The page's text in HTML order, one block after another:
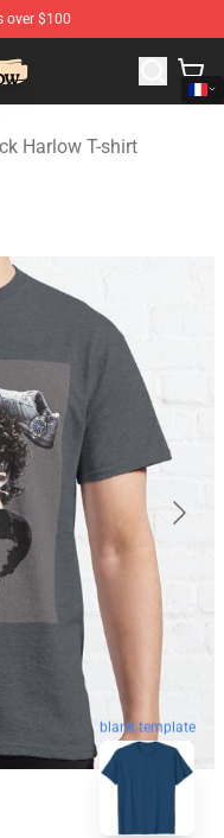
over $100
Harlow Merchandise
Harlow T-shirt
blank template